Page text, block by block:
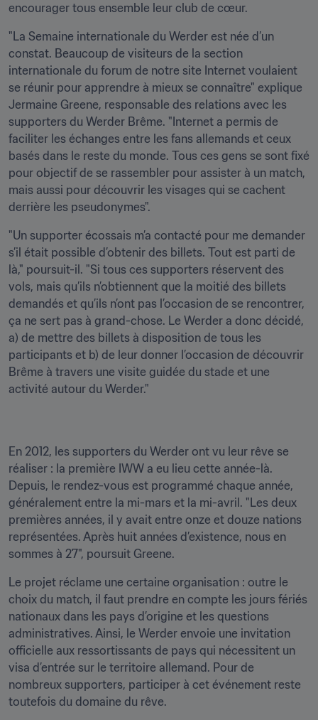
encourager tous ensemble leur club de cœur.
"La Semaine internationale du Werder est née d’un
constat. Beaucoup de visiteurs de la section
internationale du forum de notre site Internet voulaient
se réunir pour apprendre à mieux se connaître" explique
Jermaine Greene, responsable des relations avec les
supporters du Werder Brême. "Internet a permis de
faciliter les échanges entre les fans allemands et ceux
basés dans le reste du monde. Tous ces gens se sont fixé
pour objectif de se rassembler pour assister à un match,
mais aussi pour découvrir les visages qui se cachent
derrière les pseudonymes".
"Un supporter écossais m’a contacté pour me demander
s’il était possible d’obtenir des billets. Tout est parti de
là," poursuit-il. "Si tous ces supporters réservent des
vols, mais qu’ils n’obtiennent que la moitié des billets
demandés et qu’ils n’ont pas l’occasion de se rencontrer,
ça ne sert pas à grand-chose. Le Werder a donc décidé,
a) de mettre des billets à disposition de tous les
participants et b) de leur donner l’occasion de découvrir
Brême à travers une visite guidée du stade et une
activité autour du Werder."
En 2012, les supporters du Werder ont vu leur rêve se
réaliser : la première IWW a eu lieu cette année-là.
Depuis, le rendez-vous est programmé chaque année,
généralement entre la mi-mars et la mi-avril. "Les deux
premières années, il y avait entre onze et douze nations
représentées. Après huit années d’existence, nous en
sommes à 27", poursuit Greene.
Le projet réclame une certaine organisation : outre le
choix du match, il faut prendre en compte les jours fériés
nationaux dans les pays d’origine et les questions
administratives. Ainsi, le Werder envoie une invitation
officielle aux ressortissants de pays qui nécessitent un
visa d’entrée sur le territoire allemand. Pour de
nombreux supporters, participer à cet événement reste
toutefois du domaine du rêve.